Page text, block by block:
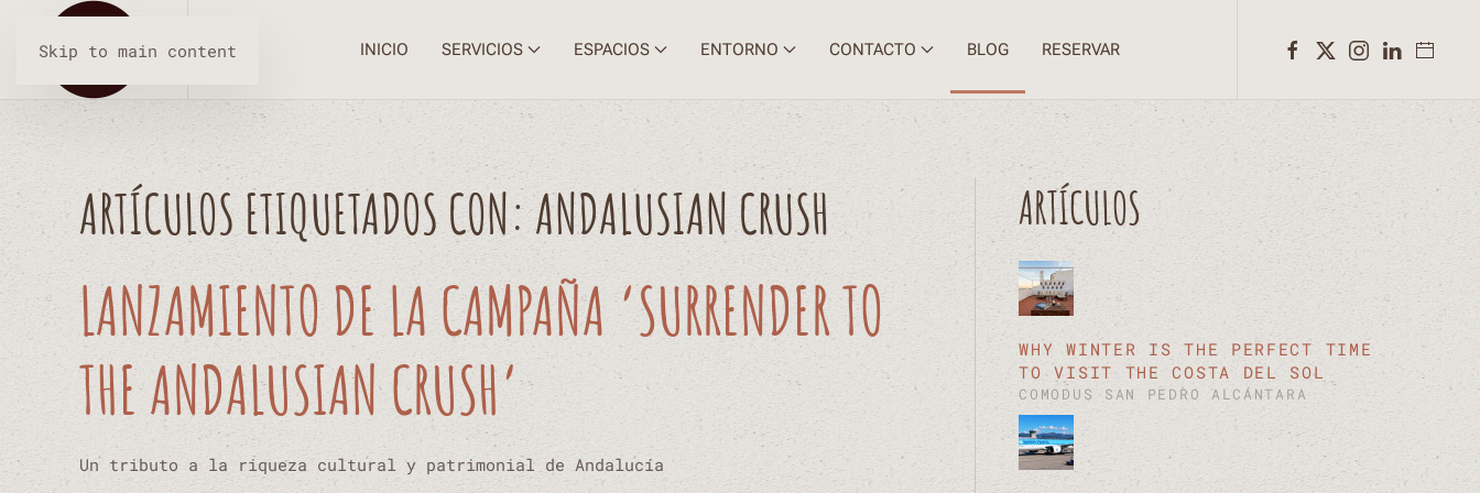
Skip to main content INICIO SERVICIOS ESPACIOS ENTORNO CONTACTO BLOG RESERVAR
ARTÍCULOS ETIQUETADOS CON: ANDALUSIAN CRUSH
LANZAMIENTO DE LA CAMPAÑA ‘SURRENDER TO
THE ANDALUSIAN CRUSH’
Un tributo a la riqueza cultural y patrimonial de Andalucía
ARTÍCULOS
WHY WINTER IS THE PERFECT TIME
TO VISIT THE COSTA DEL SOL
COMODUS SAN PEDRO ALCÁNTARA